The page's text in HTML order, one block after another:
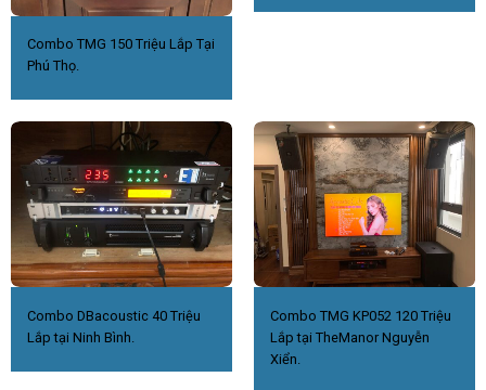
Combo TMG 150 Triệu Lắp Tại
Phú Thọ.
Combo DBacoustic 40 Triệu
Lắp tại Ninh Bình.
Combo TMG KP052 120 Triệu
Lắp tại TheManor Nguyễn
Xiển.